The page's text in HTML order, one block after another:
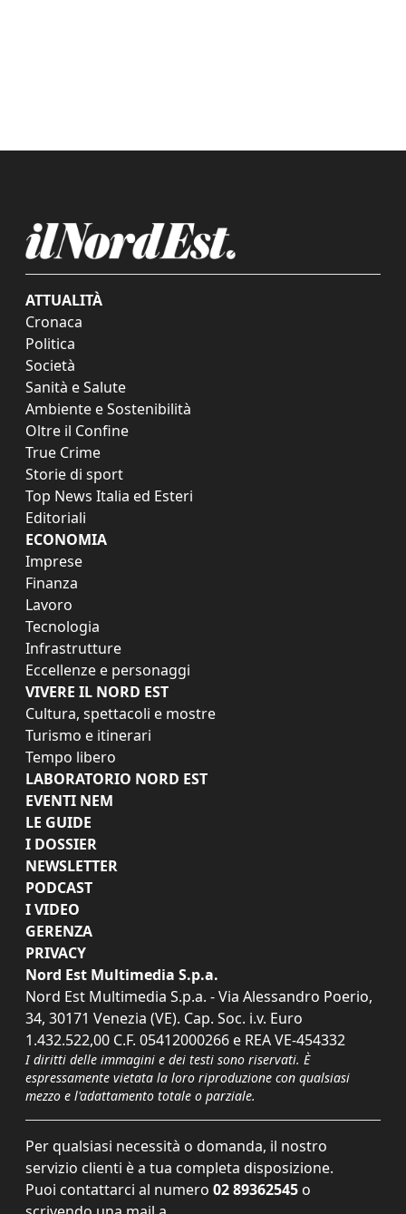
ATTUALITÀ
Cronaca
Politica
Società
Sanità e Salute
Ambiente e Sostenibilità
Oltre il Confine
True Crime
Storie di sport
Top News Italia ed Esteri
Editoriali
ECONOMIA
Imprese
Finanza
Lavoro
Tecnologia
Infrastrutture
Eccellenze e personaggi
VIVERE IL NORD EST
Cultura, spettacoli e mostre
Turismo e itinerari
Tempo libero
LABORATORIO NORD EST
EVENTI NEM
LE GUIDE
I DOSSIER
NEWSLETTER
PODCAST
I VIDEO
GERENZA
PRIVACY
Nord Est Multimedia S.p.a.
Nord Est Multimedia S.p.a. - Via Alessandro Poerio,
34, 30171 Venezia (VE). Cap. Soc. i.v. Euro
1.432.522,00 C.F. 05412000266 e REA VE-454332
I diritti delle immagini e dei testi sono riservati. È
espressamente vietata la loro riproduzione con qualsiasi
mezzo e l'adattamento totale o parziale.
Per qualsiasi necessità o domanda, il nostro
servizio clienti è a tua completa disposizione.
Puoi contattarci al numero 02 89362545 o